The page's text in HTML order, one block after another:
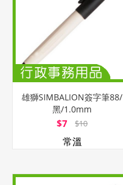
雄獅SIMBALION簽字筆88/
黑/1.0mm
$7 $10
常溫